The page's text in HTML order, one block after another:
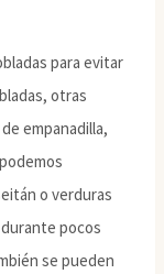
para evitar
otras
empanadilla,
o verduras
pocos
se pueden